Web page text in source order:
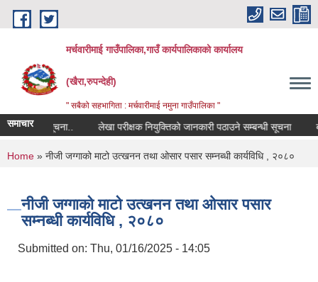
Skip to main content
मर्चवारीमाई गाउँपालिका,गाउँ कार्यपालिकाको कार्यालय
(खैरा,रुपन्देही)
" सबैको सहभागिता : मर्चवारीमाई नमुना गाउँपालिका "
समाचार
सम्बन्धी सूचना.. लेखा परीक्षक नियुक्तिको जानकारी पठाउने सम्बन्धी सूचना
You are here
Home » नीजी जग्गाको माटो उत्खनन तथा ओसार पसार सम्नब्धी कार्यविधि , २०८०
नीजी जग्गाको माटो उत्खनन तथा ओसार पसार
सम्नब्धी कार्यविधि , २०८०
Submitted on: Thu, 01/16/2025 - 14:05